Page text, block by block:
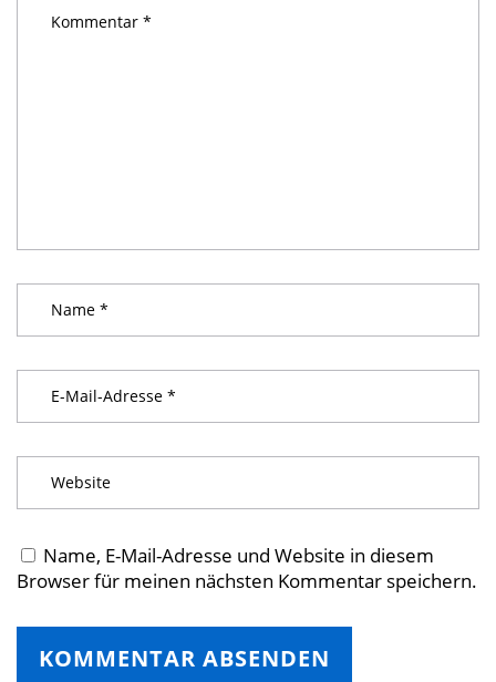
Name, E-Mail-Adresse und Website in diesem
Browser für meinen nächsten Kommentar speichern.